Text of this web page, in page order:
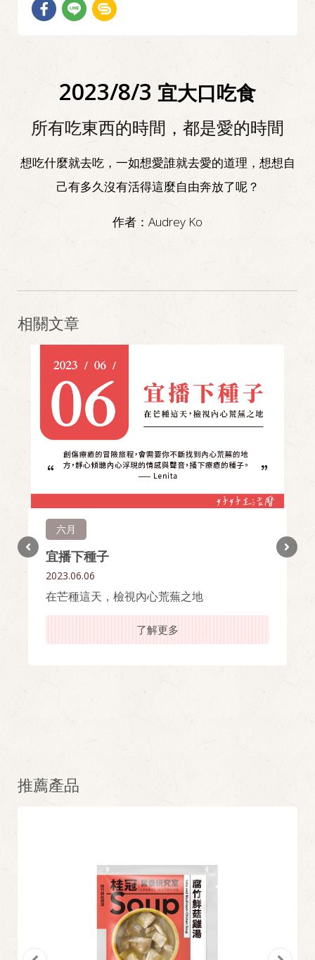
2023/8/3 宜大口吃食
所有吃東西的時間，都是愛的時間
想吃什麼就去吃，一如想愛誰就去愛的道理，想想自
己有多久沒有活得這麼自由奔放了呢？
作者： Audrey Ko
相關文章
六月
宜播下種子
2023.06.06
在芒種這天，檢視內心荒蕪之地
了解更多
推薦產品